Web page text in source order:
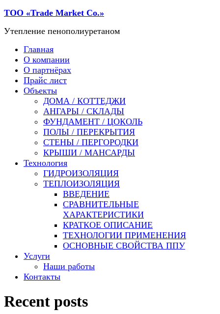
ТОО «Trade Мarket Со.»
Утепление пенополиуретаном
Главная
О компании
О партнёрах
Прайс лист
Объекты
ДОМА / КОТТЕДЖИ
АНГАРЫ / СКЛАДЫ
ФУНДАМЕНТ / ЦОКОЛЬ
ПОЛЫ / ПЕРЕКРЫТИЯ
СТЕНЫ / ПЕРГОРОДКИ
КРЫШИ / МАНСАРДЫ
Технология
ГИДРОИЗОЛЯЦИЯ
ТЕПЛОИЗОЛЯЦИЯ
ВВЕДЕНИЕ
СРАВНИТЕЛЬНЫЕ
ХАРАКТЕРИСТИКИ
КРАТКОЕ ОПИСАНИЕ
ТЕХНОЛОГИИ ПРИМЕНЕНИЯ
ОСНОВНЫЕ СВОЙСТВА ППУ
Услуги
Наши работы
Контакты
Recent posts